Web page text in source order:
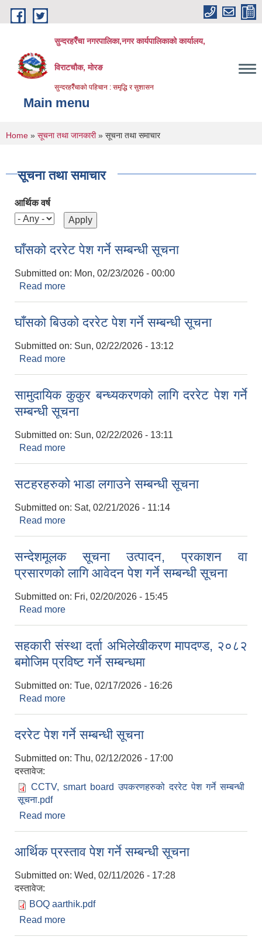
Skip to main content
सुन्दरहरैँचा नगरपालिका,नगर कार्यपालिकाको कार्यालय,
विराटचौक, मोरङ
सुन्दरहरैँचाको पहिचान : समृद्धि र सुशासन
Main menu
You are here
Home » सूचना तथा जानकारी» सूचना तथा समाचार
सूचना तथा समाचार
आर्थिक वर्ष
घाँसको दररेट पेश गर्ने सम्बन्धी सूचना
Submitted on: Mon, 02/23/2026 - 00:00
Read more
घाँसको बिउको दररेट पेश गर्ने सम्बन्धी सूचना
Submitted on: Sun, 02/22/2026 - 13:12
Read more
सामुदायिक कुकुर बन्ध्यकरणको लागि दररेट पेश गर्ने
सम्बन्धी सूचना
Submitted on: Sun, 02/22/2026 - 13:11
Read more
सटहरहरुको भाडा लगाउने सम्बन्धी सूचना
Submitted on: Sat, 02/21/2026 - 11:14
Read more
सन्देशमूलक सूचना उत्पादन, प्रकाशन वा
प्रसारणको लागि आवेदन पेश गर्ने सम्बन्धी सूचना
Submitted on: Fri, 02/20/2026 - 15:45
Read more
सहकारी संस्था दर्ता अभिलेखीकरण मापदण्ड, २०८२
बमोजिम प्रविष्ट गर्ने सम्बन्धमा
Submitted on: Tue, 02/17/2026 - 16:26
Read more
दररेट पेश गर्ने सम्बन्धी सूचना
Submitted on: Thu, 02/12/2026 - 17:00
दस्तावेज:
CCTV, smart board उपकरणहरुको दररेट पेश गर्ने सम्बन्धी
सूचना.pdf
Read more
आर्थिक प्रस्ताव पेश गर्ने सम्बन्धी सूचना
Submitted on: Wed, 02/11/2026 - 17:28
दस्तावेज:
BOQ aarthik.pdf
Read more